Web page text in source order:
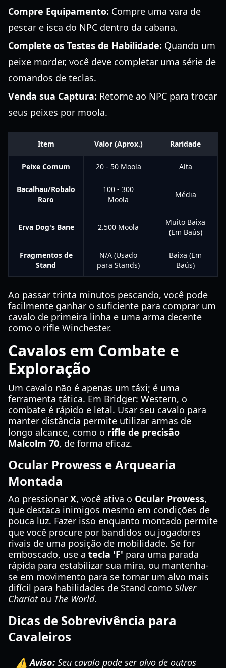
Compre Equipamento: Compre uma vara de
pescar e isca do NPC dentro da cabana.
Complete os Testes de Habilidade: Quando um
peixe morder, você deve completar uma série de
comandos de teclas.
Venda sua Captura: Retorne ao NPC para trocar
seus peixes por moola.
Item Valor (Aprox.) Raridade
Peixe Comum 20 - 50 Moola Alta
Bacalhau/Robalo
Raro
100 - 300
Moola
Média
Erva Dog's Bane 2.500 Moola
Muito Baixa
(Em Baús)
Fragmentos de
Stand
N/A (Usado
para Stands)
Baixa (Em
Baús)
Ao passar trinta minutos pescando, você pode
facilmente ganhar o suficiente para comprar um
cavalo de primeira linha e uma arma decente
como o rifle Winchester.
Cavalos em Combate e
Exploração
Um cavalo não é apenas um táxi; é uma
ferramenta tática. Em Bridger: Western, o
combate é rápido e letal. Usar seu cavalo para
manter distância permite utilizar armas de
longo alcance, como o rifle de precisão
Malcolm 70, de forma eficaz.
Ocular Prowess e Arquearia
Montada
Ao pressionar X, você ativa o Ocular Prowess,
que destaca inimigos mesmo em condições de
pouca luz. Fazer isso enquanto montado permite
que você procure por bandidos ou jogadores
rivais de uma posição de mobilidade. Se for
emboscado, use a tecla 'F' para uma parada
rápida para estabilizar sua mira, ou mantenha-
se em movimento para se tornar um alvo mais
difícil para habilidades de Stand como Silver
Chariotou The World.
Dicas de Sobrevivência para
Cavaleiros
⚠️ Aviso: Seu cavalo pode ser alvo de outros